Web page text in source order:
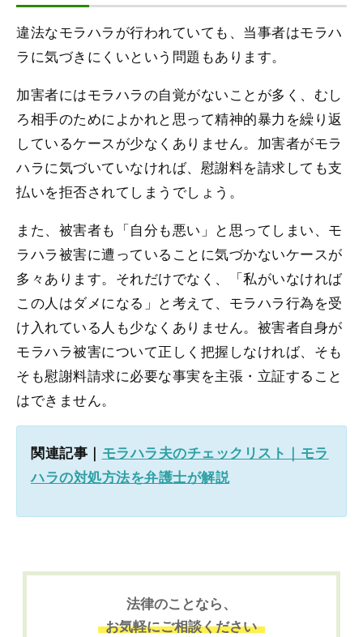
違法なモラハラが行われていても、当事者はモラハ
ラに気づきにくいという問題もあります。
加害者にはモラハラの自覚がないことが多く、むし
ろ相手のためによかれと思って精神的暴力を繰り返
しているケースが少なくありません。加害者がモラ
ハラに気づいていなければ、慰謝料を請求しても支
払いを拒否されてしまうでしょう。
また、被害者も「自分も悪い」と思ってしまい、モ
ラハラ被害に遭っていることに気づかないケースが
多々あります。それだけでなく、「私がいなければ
この人はダメになる」と考えて、モラハラ行為を受
け入れている人も少なくありません。被害者自身が
モラハラ被害について正しく把握しなければ、そも
そも慰謝料請求に必要な事実を主張・立証すること
はできません。
関連記事｜ モラハラ夫のチェックリスト｜モラ
ハラの対処方法を弁護士が解説
法律のことなら、
お気軽にご相談ください